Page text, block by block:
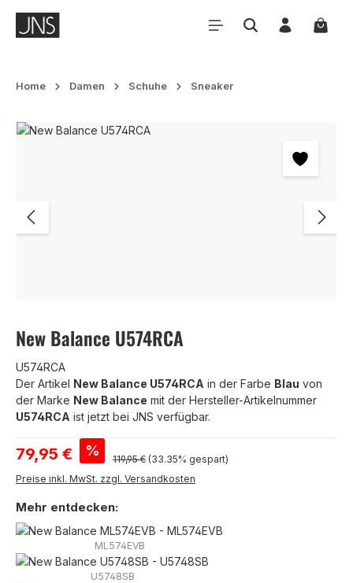
Zum Hauptinhalt springen
Home Damen Schuhe Sneaker
Bildergalerie überspringen
New Balance U574RCA
U574RCA
Der Artikel New Balance U574RCA in der Farbe Blau von
der Marke New Balance mit der Hersteller-Artikelnummer
U574RCA ist jetzt bei JNS verfügbar.
Verkaufspreis:
79,95 € % Regulärer Preis:
119,95 € (33.35% gespart)
Preise inkl. MwSt. zzgl. Versandkosten
Mehr entdecken:
ML574EVB
U5748SB